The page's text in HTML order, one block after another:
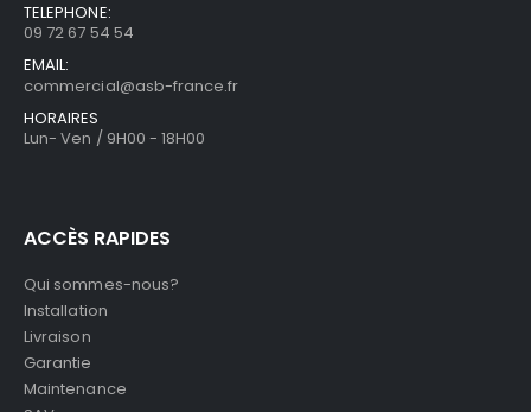
TELEPHONE:
09 72 67 54 54
EMAIL:
commercial@asb-france.fr
HORAIRES
Lun- Ven / 9H00 - 18H00
ACCÈS RAPIDES
Qui sommes-nous?
Installation
Livraison
Garantie
Maintenance